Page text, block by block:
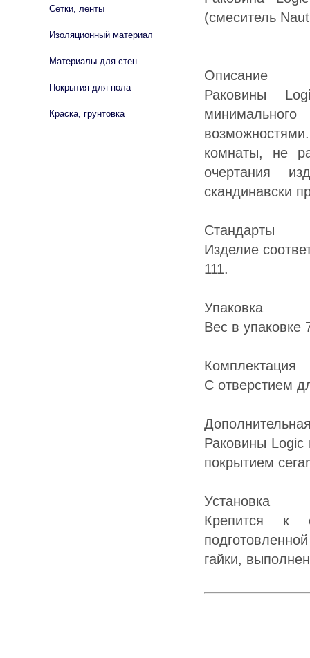
(смеситель
Описание
Раковины
комнаты, не
очертания
скандинавски
Стандарты
Изделие
111.
Упаковка
Вес в упаковке
Комплектация
С отверстием
Раковины Logic
покрытием
Установка
Крепится к
гайки,
Сетки, ленты
Изоляционный материал
Материалы для стен
Покрытия для пола
Краска, грунтовка